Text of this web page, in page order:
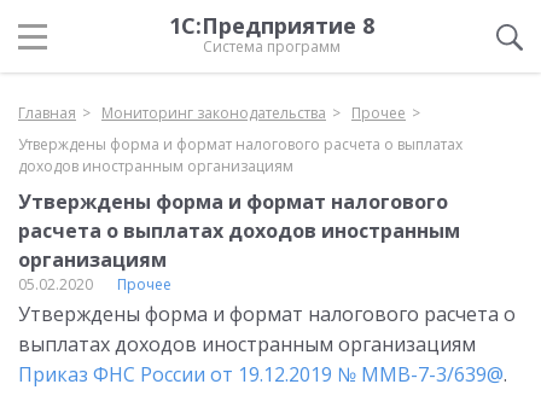
1С:Предприятие 8
Система программ
Главная Мониторинг законодательства
Прочее
Утверждены форма и формат налогового расчета о выплатах
доходов иностранным организациям
Утверждены форма и формат налогового
расчета о выплатах доходов иностранным
организациям
05.02.2020 Прочее
Утверждены форма и формат налогового расчета о
выплатах доходов иностранным организациям
Приказ ФНС России от 19.12.2019 № ММВ-7-3/639@.